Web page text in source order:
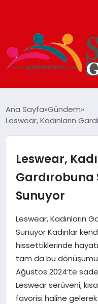
TEKNOLOJI
SIYASET
SPOR
EKONOMI
SAĞLIK
DÜNYA
Ana Sayfa Gündem
Leswear, Kadınların
Leswear,
Gardırobuna
Sunuyor
Leswear, Kadınların
Sunuyor Kadınlar
hissettiklerinde
tam da bu
Ağustos 2024’te
Leswear serüveni,
favorisi haline